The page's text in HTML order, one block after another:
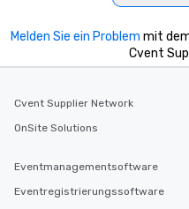
Melden Sie ein Problem mit
Cvent
Cvent Supplier Network
OnSite Solutions
Eventmanagementsoftware
Eventregistrierungssoftware